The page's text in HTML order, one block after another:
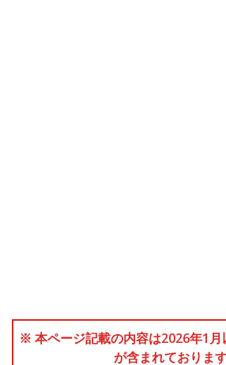
※ 本ページ記載の内容は2026年1月
が含まれております